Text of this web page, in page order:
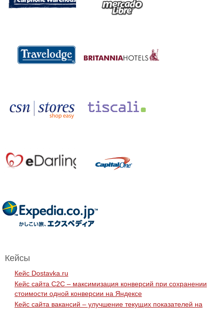
Кейсы
Кейс Dostavka.ru
Кейc сайта C2C – максимизация конверсий при сохранении
стоимости одной конверсии на Яндексе
Кейc сайта вакансий – улучшение текущих показателей на